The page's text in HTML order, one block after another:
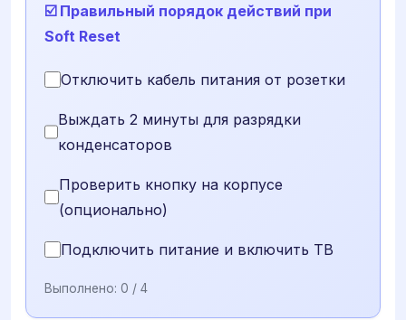
☑️ Правильный порядок действий при
Soft Reset
Отключить кабель питания от розетки
Выждать 2 минуты для разрядки
конденсаторов
Проверить кнопку на корпусе
(опционально)
Подключить питание и включить ТВ
Выполнено: 0 / 4